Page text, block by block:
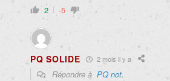
2 -5
PQ SOLIDE 2 mois il y a
Répondre à PQ not.